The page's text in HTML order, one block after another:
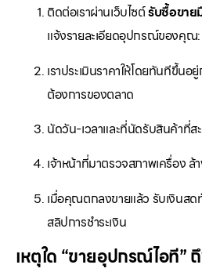
ติดต่อเราผ่านเว็บไซต์รับซื้อขา
แจ้งรายละเอียดอุปกรณ์ของคุณ
เราประเมินราคาให้โดยทันทีขึ้น
ต้องการของตลาด
นัดวัน-เวลาและที่นัดรับสินค้าที่ส
เจ้าหน้าที่มาตรวจสภาพเครื่อง
เมื่อคุณตกลงขายแล้ว รับเงินสด
สลิปการชำระเงิน
เหตุใด “ขายอุปกรณ์ไอที”